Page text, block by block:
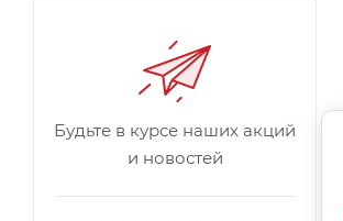
Будьте в курсе наших акций
и новостей